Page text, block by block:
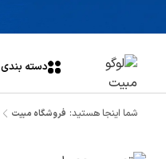
دسته بندی
شما اینجا هستید: فروشگاه مبیت